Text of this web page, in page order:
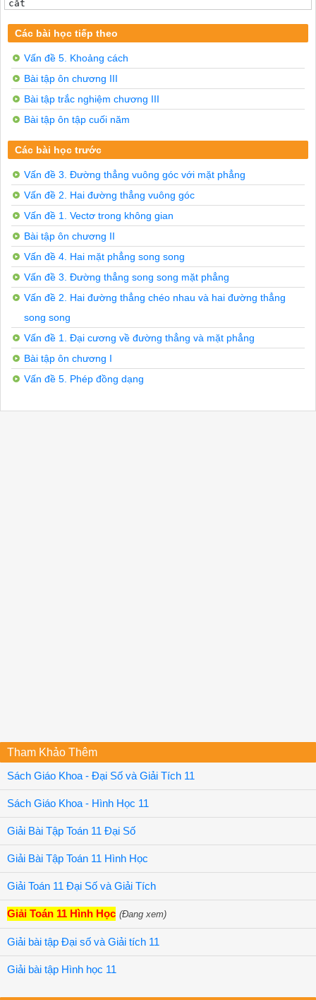
Các bài học tiếp theo
Vấn đề 5. Khoảng cách
Bài tập ôn chương III
Bài tập trắc nghiệm chương III
Bài tập ôn tập cuối năm
Các bài học trước
Vấn đề 3. Đường thẳng vuông góc với mặt phẳng
Vấn đề 2. Hai đường thẳng vuông góc
Vấn đề 1. Vectơ trong không gian
Bài tập ôn chương II
Vấn đề 4. Hai mặt phẳng song song
Vấn đề 3. Đường thẳng song song mặt phẳng
Vấn đề 2. Hai đường thẳng chéo nhau và hai đường thẳng
song song
Vấn đề 1. Đại cương về đường thẳng và mặt phẳng
Bài tập ôn chương I
Vấn đề 5. Phép đồng dạng
Tham Khảo Thêm
Sách Giáo Khoa - Đại Số và Giải Tích 11
Sách Giáo Khoa - Hình Học 11
Giải Bài Tập Toán 11 Đại Số
Giải Bài Tập Toán 11 Hình Học
Giải Toán 11 Đại Số và Giải Tích
Giải Toán 11 Hình Học (Đang xem)
Giải bài tập Đại số và Giải tích 11
Giải bài tập Hình học 11